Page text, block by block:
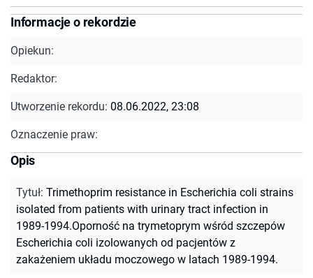
Informacje o rekordzie
Opiekun:
Redaktor:
Utworzenie rekordu: 08.06.2022, 23:08
Oznaczenie praw:
Opis
Tytuł: Trimethoprim resistance in Escherichia coli strains
isolated from patients with urinary tract infection in
1989-1994.Oporność na trymetoprym wśród szczepów
Escherichia coli izolowanych od pacjentów z
zakażeniem układu moczowego w latach 1989-1994.